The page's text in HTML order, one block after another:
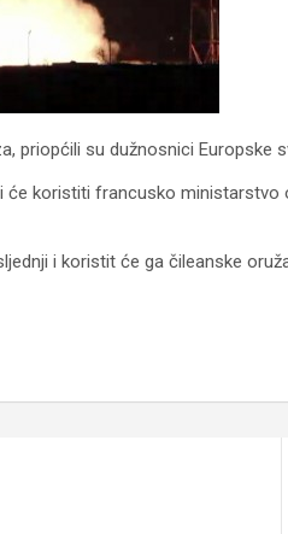
priopćili su dužnosnici Europske
koristiti francusko
i koristit će ga čileanske